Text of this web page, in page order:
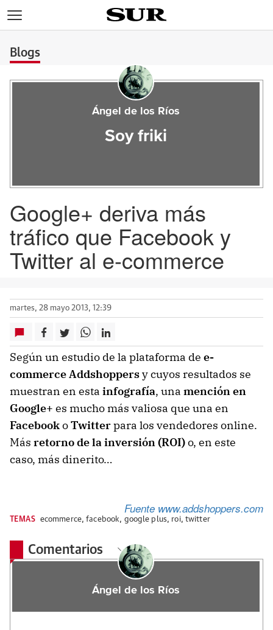
Blogs
Ángel de los Ríos
Soy friki
Google+ deriva más
tráfico que Facebook y
Twitter al e-commerce
martes, 28 mayo 2013, 12:39
Según un estudio de la plataforma de e-
commerceAddshoppersy cuyos resultados se
muestran en esta infografía, una mención en
Google+ es mucho más valiosa que una en
FacebookoTwitterpara los vendedores online.
Más retorno de la inversión (ROI)o, en este
caso, más dinerito…
Fuente www.addshoppers.com
TEMAS ecommerce,facebook, google plus, roi, twitter
Comentarios
Ángel de los Ríos